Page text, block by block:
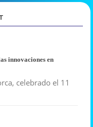
innovaciones en
celebrado el 11